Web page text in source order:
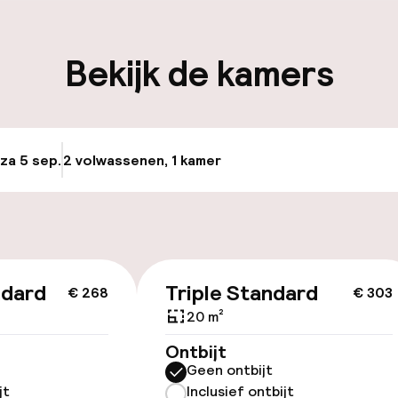
Transferservice
Bekijk de kamers
5 sep.2 volwassenen, 1 kamer
€ 268 € 303
Triple Standard
20 m²
Ontbijt
Geen ontbijt
Inclusief ontbijt